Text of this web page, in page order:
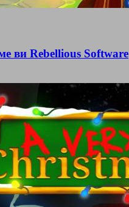
ви Rebellious Software